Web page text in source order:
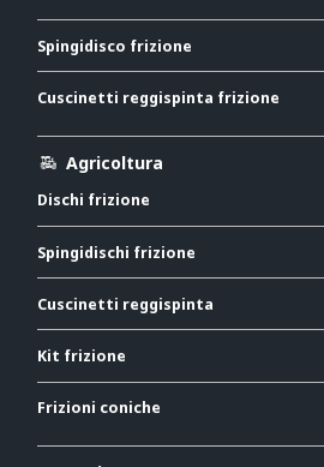
Spingidisco frizione
Cuscinetti reggispinta frizione
Agricoltura
Dischi frizione
Spingidischi frizione
Cuscinetti reggispinta
Kit frizione
Frizioni coniche